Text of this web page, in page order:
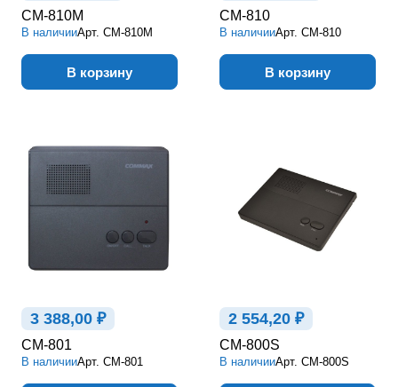
CM-810M
В наличииАрт. CM-810M
В корзину
CM-810
В наличииАрт. CM-810
В корзину
3 388,00 ₽
CM-801
В наличииАрт. CM-801
2 554,20 ₽
CM-800S
В наличииАрт. CM-800S